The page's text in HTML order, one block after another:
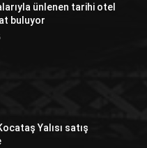
ünlenen tarihi otel
buluyor
Yalısı satış